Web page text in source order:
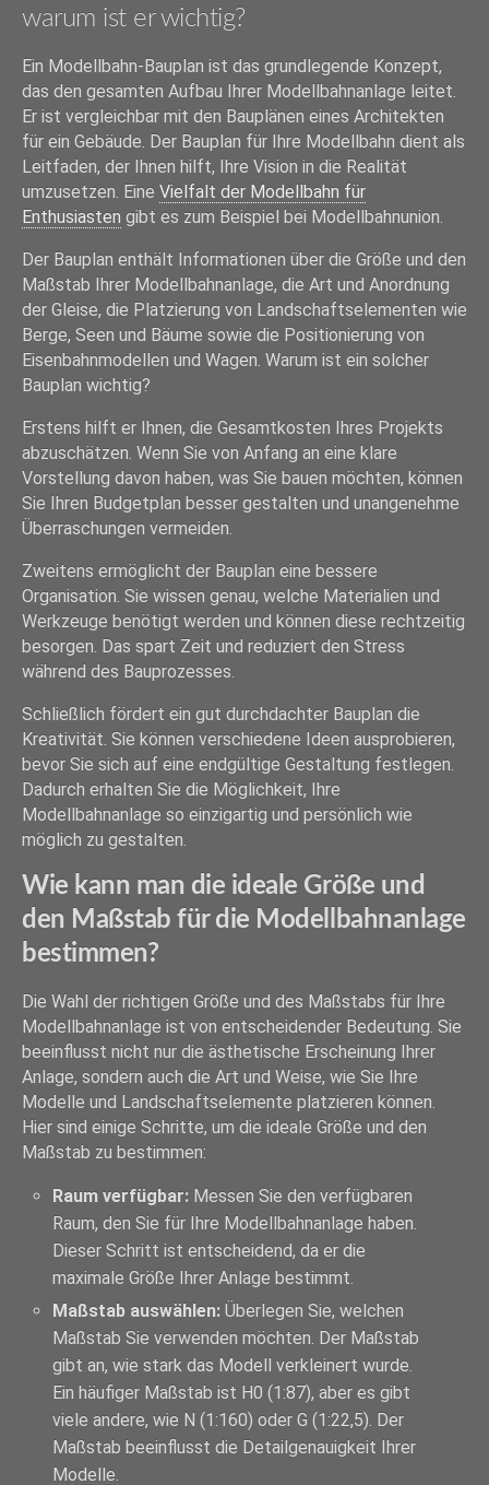
warum ist er wichtig?
Ein Modellbahn-Bauplan ist das grundlegende Konzept,
das den gesamten Aufbau Ihrer Modellbahnanlage leitet.
Er ist vergleichbar mit den Bauplänen eines Architekten
für ein Gebäude. Der Bauplan für Ihre Modellbahn dient als
Leitfaden, der Ihnen hilft, Ihre Vision in die Realität
umzusetzen. Eine Vielfalt der Modellbahn für
Enthusiasten gibt es zum Beispiel bei Modellbahnunion.
Der Bauplan enthält Informationen über die Größe und den
Maßstab Ihrer Modellbahnanlage, die Art und Anordnung
der Gleise, die Platzierung von Landschaftselementen wie
Berge, Seen und Bäume sowie die Positionierung von
Eisenbahnmodellen und Wagen. Warum ist ein solcher
Bauplan wichtig?
Erstens hilft er Ihnen, die Gesamtkosten Ihres Projekts
abzuschätzen. Wenn Sie von Anfang an eine klare
Vorstellung davon haben, was Sie bauen möchten, können
Sie Ihren Budgetplan besser gestalten und unangenehme
Überraschungen vermeiden.
Zweitens ermöglicht der Bauplan eine bessere
Organisation. Sie wissen genau, welche Materialien und
Werkzeuge benötigt werden und können diese rechtzeitig
besorgen. Das spart Zeit und reduziert den Stress
während des Bauprozesses.
Schließlich fördert ein gut durchdachter Bauplan die
Kreativität. Sie können verschiedene Ideen ausprobieren,
bevor Sie sich auf eine endgültige Gestaltung festlegen.
Dadurch erhalten Sie die Möglichkeit, Ihre
Modellbahnanlage so einzigartig und persönlich wie
möglich zu gestalten.
Wie kann man die ideale Größe und
den Maßstab für die Modellbahnanlage
bestimmen?
Die Wahl der richtigen Größe und des Maßstabs für Ihre
Modellbahnanlage ist von entscheidender Bedeutung. Sie
beeinflusst nicht nur die ästhetische Erscheinung Ihrer
Anlage, sondern auch die Art und Weise, wie Sie Ihre
Modelle und Landschaftselemente platzieren können.
Hier sind einige Schritte, um die ideale Größe und den
Maßstab zu bestimmen:
Raum verfügbar: Messen Sie den verfügbaren
Raum, den Sie für Ihre Modellbahnanlage haben.
Dieser Schritt ist entscheidend, da er die
maximale Größe Ihrer Anlage bestimmt.
Maßstab auswählen: Überlegen Sie, welchen
Maßstab Sie verwenden möchten. Der Maßstab
gibt an, wie stark das Modell verkleinert wurde.
Ein häufiger Maßstab ist H0 (1:87), aber es gibt
viele andere, wie N (1:160) oder G (1:22,5). Der
Maßstab beeinflusst die Detailgenauigkeit Ihrer
Modelle.